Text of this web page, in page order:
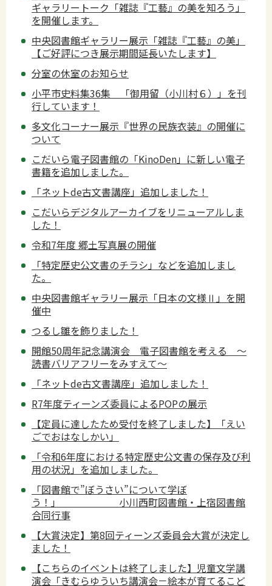
ギャラリートーク「雑誌『工藝』の美を知ろう」
を開催します。
中央図書館ギャラリー展示「雑誌『工藝』の美」
【ご好評につき展示期間延長いたします】
分室の休室のお知らせ
小平市史料集36集 「御用留（小川村６）」を刊
行しています！
多文化コーナー展示『世界の民族衣装』の開催に
ついて
こだいら電子図書館の「KinoDen」に新しい電子
書籍を追加しました。
「ネットde古文書講座」追加しました！
こだいらデジタルアーカイブをリニューアルしま
した！
令和7年度 郷土写真展の開催
「特定歴史公文書のチラシ」などを追加しまし
た。
中央図書館ギャラリー展示「日本の文様Ⅱ」を開
催中
つるし雛を飾りました！
開館50周年記念講演会 電子図書館を考える ～
読書バリアフリーをみすえて～
「ネットde古文書講座」追加しました！
R7年度ティーンズ委員によるPOPの展示
【定員に達したため受付を終了しました】「えい
ごでおはなしかい」
「令和6年度における特定歴史公文書の保存及び利
用の状況」を追加しました。
「図書館で”ぼうさい”について学ぼ
う！」 小川西町図書館・上宿図書館
合同行事
【大賞決定】第8回ティーンズ委員会大賞が決定し
ました！
【こちらのイベントは終了しました】児童文学講
演会「きむらゆういち講演会－絵本が育てるこど